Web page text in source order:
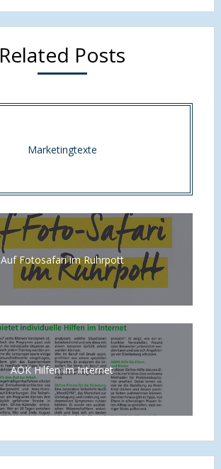
Related Posts
Marketingtexte
Auf Fotosafari im Ruhrpott
AOK Hilfen im Internet